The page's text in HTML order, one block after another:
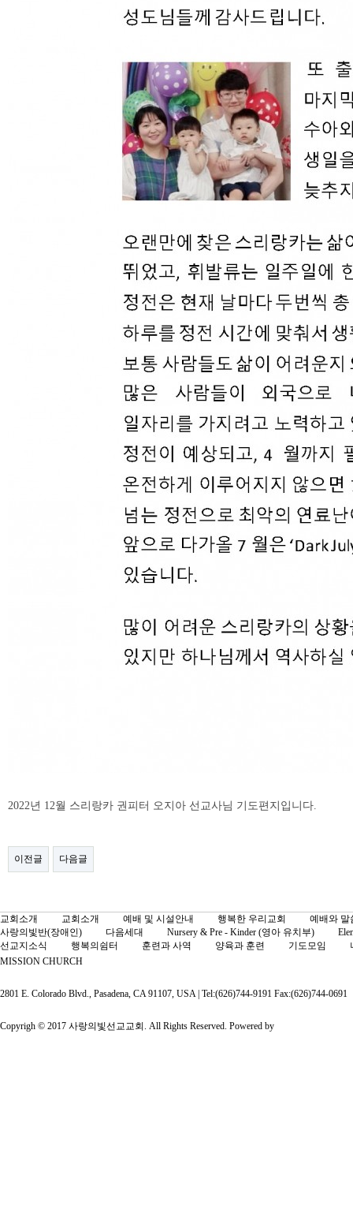
2022년 12월 스리랑카 권피터 오지아 선교사님 기도편지입니다.
이전글 다음글
교회소개 교회소개 예배 및 시설안내 행복한 우리교회
예배와 말
사랑의빛반(장애인)
다음세대 Nursery & Pre - Kinder (영아 유치부)
선교지소식
행복의쉼터 훈련과 사역 양육과 훈련 기도모임
MISSION CHURCH
2801 E. Colorado Blvd., Pasadena, CA 91107, USA | Tel:(626)744-9191 Fax:(626)744-0691
Copyrigh © 2017 사랑의빛선교교회. All Rights Reserved. Powered by